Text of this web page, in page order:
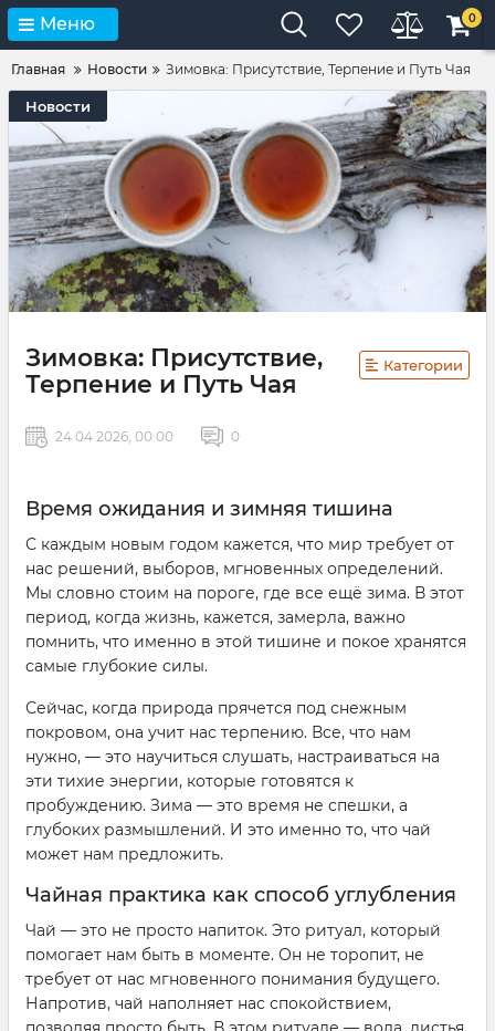
Меню 0
Главная Новости Зимовка: Присутствие, Терпение и Путь Чая
Новости
Зимовка: Присутствие,
Терпение и Путь Чая
Категории
24 04 2026, 00:00 0
Время ожидания и зимняя тишина
С каждым новым годом кажется, что мир требует от
нас решений, выборов, мгновенных определений.
Мы словно стоим на пороге, где все ещё зима. В этот
период, когда жизнь, кажется, замерла, важно
помнить, что именно в этой тишине и покое хранятся
самые глубокие силы.
Сейчас, когда природа прячется под снежным
покровом, она учит нас терпению. Все, что нам
нужно, — это научиться слушать, настраиваться на
эти тихие энергии, которые готовятся к
пробуждению. Зима — это время не спешки, а
глубоких размышлений. И это именно то, что чай
может нам предложить.
Чайная практика как способ углубления
Чай — это не просто напиток. Это ритуал, который
помогает нам быть в моменте. Он не торопит, не
требует от нас мгновенного понимания будущего.
Напротив, чай наполняет нас спокойствием,